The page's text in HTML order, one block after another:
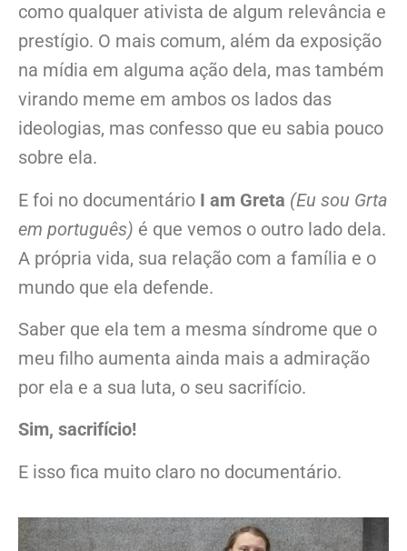
como qualquer ativista de algum relevância e
prestígio. O mais comum, além da exposição
na mídia em alguma ação dela, mas também
virando meme em ambos os lados das
ideologias, mas confesso que eu sabia pouco
sobre ela.
E foi no documentário I am Greta (Eu sou Grta
em português) é que vemos o outro lado dela.
A própria vida, sua relação com a família e o
mundo que ela defende.
Saber que ela tem a mesma síndrome que o
meu filho aumenta ainda mais a admiração
por ela e a sua luta, o seu sacrifício.
Sim, sacrifício!
E isso fica muito claro no documentário.